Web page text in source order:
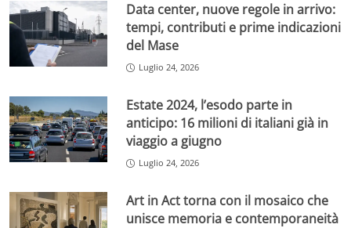
Data center, nuove regole in arrivo:
tempi, contributi e prime indicazioni
del Mase
Luglio 24, 2026
Estate 2024, l’esodo parte in
anticipo: 16 milioni di italiani già in
viaggio a giugno
Luglio 24, 2026
Art in Act torna con il mosaico che
unisce memoria e contemporaneità